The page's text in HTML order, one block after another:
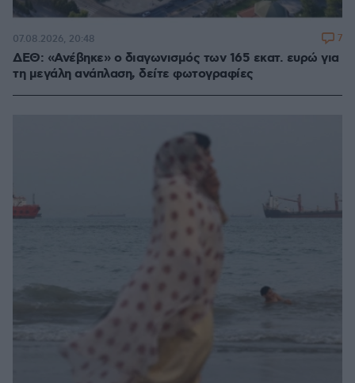
ΔΕΘ: «Ανέβηκε» ο διαγωνισμός των 165 εκατ. ευρώ για
τη μεγάλη ανάπλαση, δείτε φωτογραφίες
07.08.2026, 20:48 7